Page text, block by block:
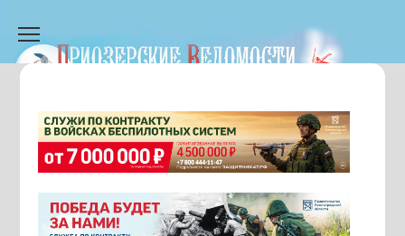
содержанию